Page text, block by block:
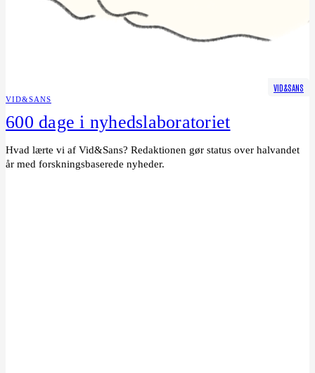
VID&SANS
VID&SANS
600 dage i nyhedslaboratoriet
Hvad lærte vi af Vid&Sans? Redaktionen gør status over halvandet
år med forskningsbaserede nyheder.